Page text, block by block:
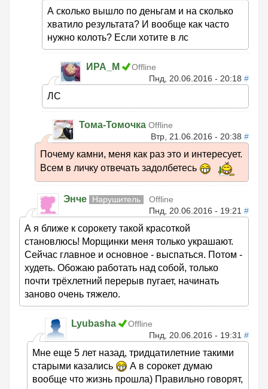
А сколько вышло по деньгам и на сколько
хватило результата? И вообще как часто
нужно колоть? Если хотите в лс
ИРА_М
Offline
Пнд, 20.06.2016 - 20:18 #
ЛС
Тома-Томочка Offline
Втр, 21.06.2016 - 20:38 #
Почему камни, меня как раз это и интересует.
Всем в личку отвечать задолбетесь
Энче Нарушитель
Offline
Пнд, 20.06.2016 - 19:21 #
А я ближе к сорокету такой красоткой
становлюсь! Морщинки меня только украшают.
Сейчас главное и основное - выспаться. Потом -
худеть. Обожаю работать над собой, только
почти трёхлетний перерыв пугает, начинать
заново очень тяжело.
Lyubasha
Offline
Пнд, 20.06.2016 - 19:31 #
Мне еще 5 лет назад, тридцатилетние такими
старыми казались
А в сорокет думаю
вообще что жизнь прошла) Правильно говорят,